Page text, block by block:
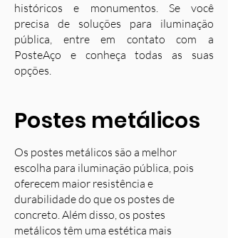
históricos e monumentos. Se você
precisa de soluções para iluminação
pública, entre em contato com a
PosteAço e conheça todas as suas
opções.
Postes metálicos
Os postes metálicos são a melhor
escolha para iluminação pública, pois
oferecem maior resistência e
durabilidade do que os postes de
concreto. Além disso, os postes
metálicos têm uma estética mais